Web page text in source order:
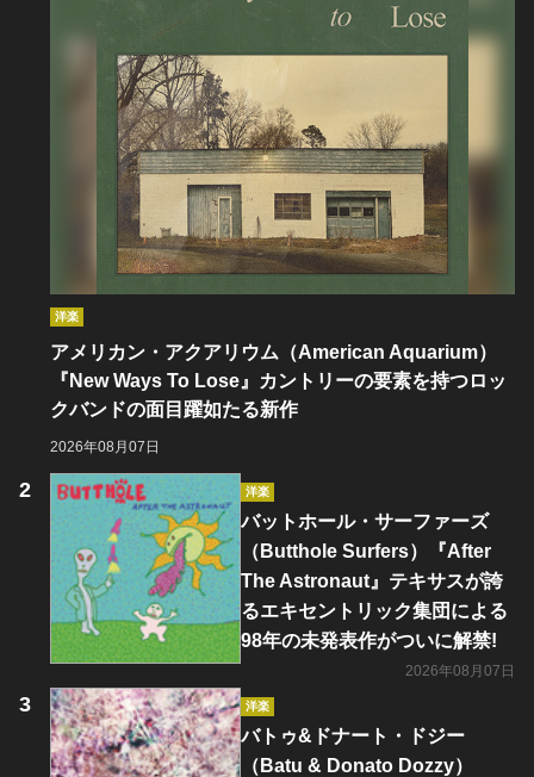
洋楽
アメリカン・アクアリウム（American Aquarium）
『New Ways To Lose』カントリーの要素を持つロッ
クバンドの面目躍如たる新作
2026年08月07日
洋楽
バットホール・サーファーズ
（Butthole Surfers）『After
The Astronaut』テキサスが誇
るエキセントリック集団による
98年の未発表作がついに解禁!
2026年08月07日
洋楽
バトゥ&ドナート・ドジー
（Batu & Donato Dozzy）